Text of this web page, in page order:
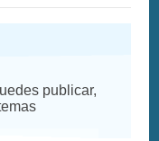
publicar,